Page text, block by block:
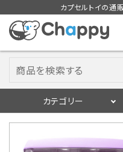
カプセルトイの通
カテゴリー